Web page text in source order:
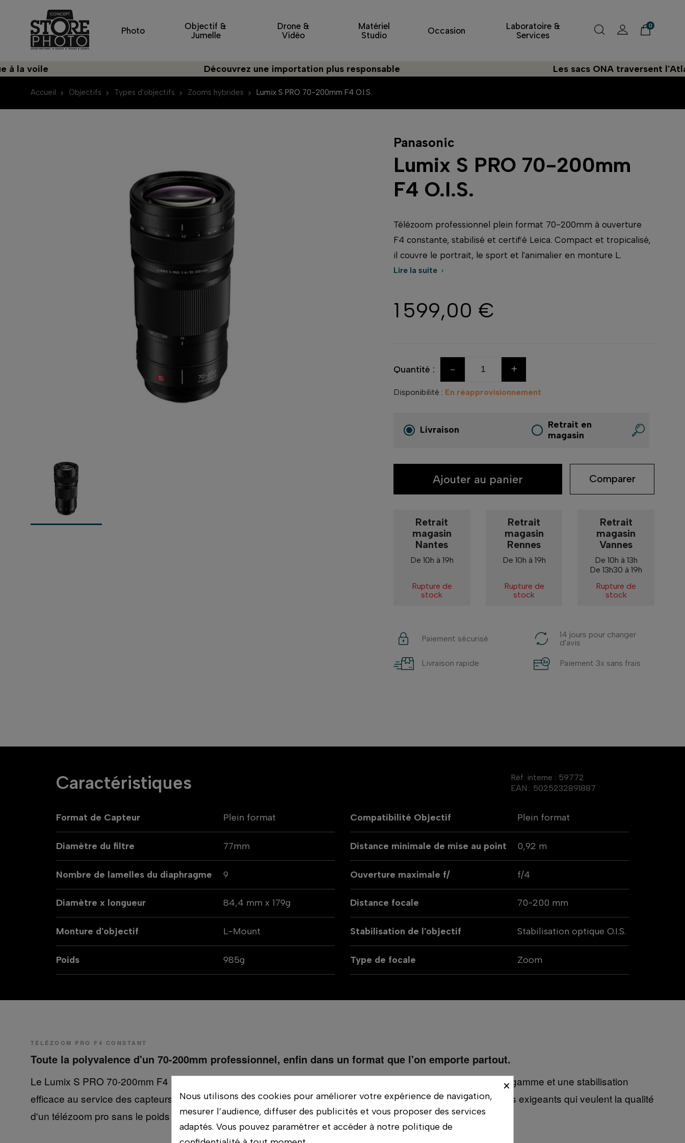
Photo
Objectif &
Jumelle
Drone &
Vidéo
Matériel
Studio
Occasion
Laboratoire &
Services
0
Découvrez une importation plus responsable Les sacs ONA traversent
Accueil Objectifs Types d'objectifs Zooms hybrides Lumix S PRO 70-200mm F4 O.I.S.
Panasonic
Lumix S PRO 70-200mm
F4 O.I.S.
Télézoom professionnel plein format 70-200mm à ouverture
F4 constante, stabilisé et certifié Leica. Compact et tropicalisé,
il couvre le portrait, le sport et l'animalier en monture L.
Lire la suite 
1 599,00 €
Quantité : - +
Disponibilité : En réapprovisionnement
Livraison
Retrait en
magasin
Ajouter au panier Comparer
Retrait
magasin
Nantes
De 10h à 19h
Rupture de
stock
Retrait
magasin
Rennes
De 10h à 19h
Rupture de
stock
Retrait
magasin
Vannes
De 10h à 13h
De 13h30 à 19h
Rupture de
stock
Paiement sécurisé
14 jours pour changer
d'avis
Livraison rapide Paiement 3x sans frais
Caractéristiques Réf. interne : 59772
EAN : 5025232891887
Format de Capteur Plein format Compatibilité Objectif Plein format
Diamètre du filtre 77mm Distance minimale de mise au point 0,92 m
Nombre de lamelles du diaphragme 9 Ouverture maximale f/ f/4
Diamètre x longueur 84,4 mm x 179g Distance focale 70-200 mm
Monture d'objectif L-Mount Stabilisation de l'objectif Stabilisation optique O.I.S.
Poids 985g Type de focale Zoom
TÉLÉZOOM PRO F4 CONSTANT
Toute la polyvalence d'un 70-200mm professionnel, enfin dans un format que l'on emporte partout.
Le Lumix S PRO 70-200mm F4 O.I.S. combine une ouverture F4 constante, une construction optique haut de gamme et une stabilisation
efficace au service des capteurs plein format en monture L. Certifié Leica et tropicalisé, il vise les photographes exigeants qui veulent la qualité
d'un télézoom pro sans le poids d'un F2.8. Un seul objectif pour le portrait, le sport, le spectacle et le voyage.
×
Nous utilisons des cookies pour améliorer votre expérience de navigation,
mesurer l’audience, diffuser des publicités et vous proposer des services
adaptés. Vous pouvez paramétrer et accéder à notre politique de